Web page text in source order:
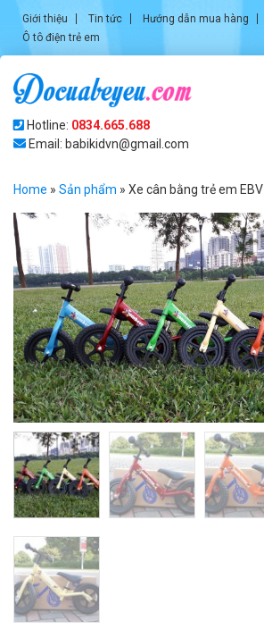
Giới thiệu Tin tức Hướng dẫn mua hàng
Ô tô điện trẻ em
Hotline: 0834.665.688
Email: babikidvn@gmail.com
Home » Sản phẩm » Xe cân bằng trẻ em EBV